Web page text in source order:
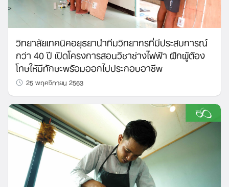
วิทยาลัยเทคนิคอยุธยานำทีมวิทยากรที่มีประสบการณ์
กว่า 40 ปี เปิดโครงการสอนวิชาช่างไฟฟ้า ฝึกผู้ต้อง
โทษให้มีทักษะพร้อมออกไปประกอบอาชีพ
25 พฤศจิกายน 2563